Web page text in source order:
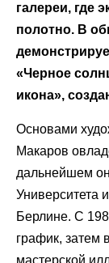
галереи, где
полотно. В
«Черное
икона»,
Основами
Макаров
дальнейшем
Университета
Берлине. С
график, затем
мастерской